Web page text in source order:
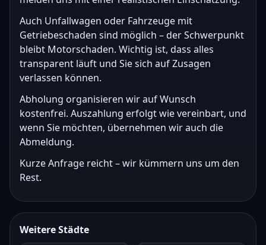
Auch Unfallwagen oder Fahrzeuge mit
Getriebeschaden sind möglich – der Schwerpunkt
bleibt Motorschaden. Wichtig ist, dass alles
transparent läuft und Sie sich auf Zusagen
verlassen können.
Abholung organisieren wir auf Wunsch
kostenfrei. Auszahlung erfolgt wie vereinbart, und
wenn Sie möchten, übernehmen wir auch die
Abmeldung.
Kurze Anfrage reicht – wir kümmern uns um den
Rest.
Weitere Städte